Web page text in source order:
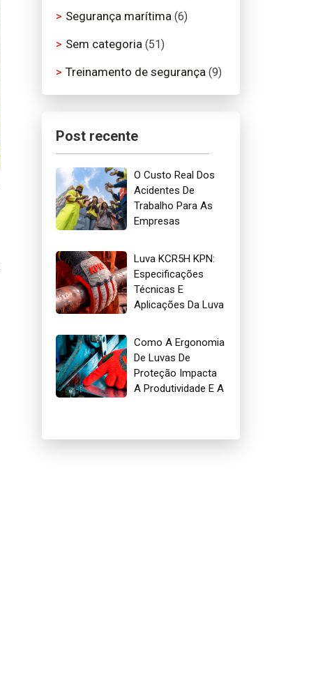
Segurança marítima (6)
Sem categoria (51)
Treinamento de segurança (9)
Post recente
O Custo Real Dos
Acidentes De
Trabalho Para As
Empresas
Luva KCR5H KPN:
Especificações
Técnicas E
Aplicações Da Luva
Óleo E Gás
Como A Ergonomia
De Luvas De
Proteção Impacta
A Produtividade E A